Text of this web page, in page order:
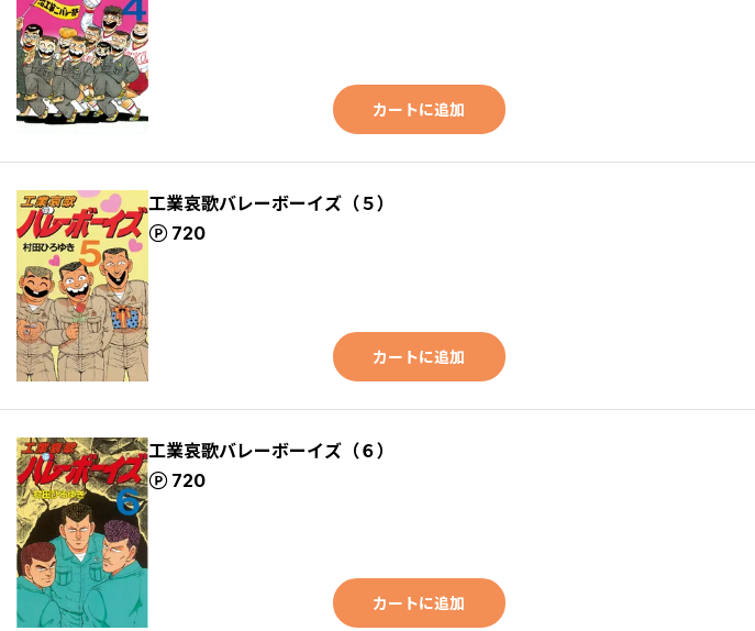
カートに追加
工業哀歌バレーボーイズ（５）
720
ポイント
カートに追加
工業哀歌バレーボーイズ（６）
720
ポイント
カートに追加